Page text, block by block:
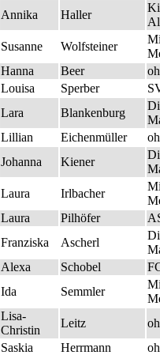
Annika Haller
Susanne Wolfsteiner
Hanna Beer
Louisa Sperber
Lara Blankenburg
Lillian Eichenmüller
Johanna Kiener
Laura Irlbacher
Laura Pilhöfer
Franziska Ascherl
Alexa Schobel
Ida Semmler
Lisa-
Christin
Leitz
Saskia Herrmann